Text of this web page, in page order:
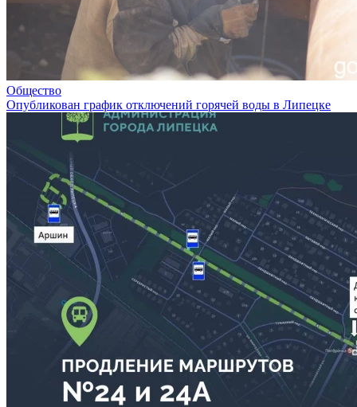
Общество
Опубликован график отключений горячей воды в Липецке